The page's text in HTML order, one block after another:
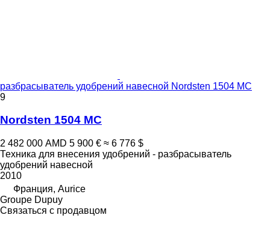
разбрасыватель удобрений навесной Nordsten 1504 MC
9
Nordsten 1504 MC
2 482 000 AMD 5 900 € ≈ 6 776 $
Техника для внесения удобрений - разбрасыватель
удобрений навесной
2010
Франция, Aurice
Groupe Dupuy
Связаться с продавцом